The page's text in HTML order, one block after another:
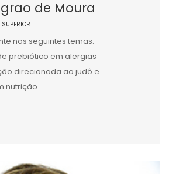
de Moura
nos seguintes temas:
prebiótico em alergias
direcionada ao judô e
nutrição.